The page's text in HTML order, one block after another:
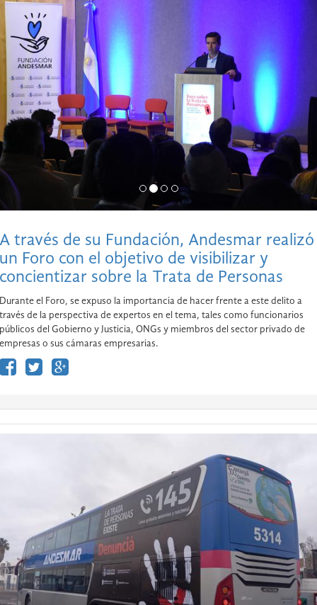
A través de su Fundación, Andesmar realizó
un Foro con el objetivo de visibilizar y
concientizar sobre la Trata de Personas
Durante el Foro, se expuso la importancia de hacer frente a este delito a
través de la perspectiva de expertos en el tema, tales como funcionarios
públicos del Gobierno y Justicia, ONGs y miembros del sector privado de
empresas o sus cámaras empresarias.